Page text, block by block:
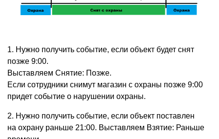
1. Нужно получить событие, если объект будет снят
позже 9:00.
Выставляем Снятие: Позже.
Если сотрудники снимут магазин с охраны позже 9:00
придет событие о нарушении охраны.
2. Нужно получить событие, если объект поставлен
на охрану раньше 21:00. Выставляем Взятие: Раньше